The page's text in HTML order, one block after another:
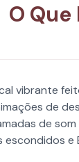
O
vibrante
de
de
e